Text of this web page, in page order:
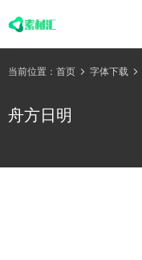
当前位置： 首页 字体下载
舟方日明